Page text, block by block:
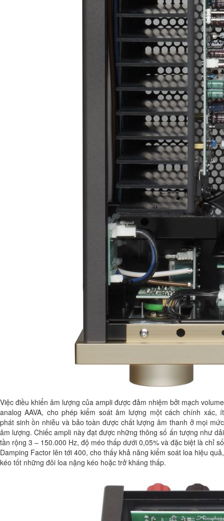
Việc điều khiển âm lượng của ampli được đảm nhiệm bởi mạch volume
analog AAVA, cho phép kiểm soát âm lượng một cách chính xác, ít
phát sinh ồn nhiễu và bảo toàn được chất lượng âm thanh ở mọi mức
âm lượng. Chiếc ampli này đạt được những thông số ấn tượng như dải
tần rộng 3 – 150.000 Hz, độ méo thấp dưới 0,05% và đặc biệt là chỉ số
Damping Factor lên tới 400, cho thấy khả năng kiểm soát loa hiệu quả,
kéo tốt những đôi loa nặng kéo hoặc trở kháng thấp.